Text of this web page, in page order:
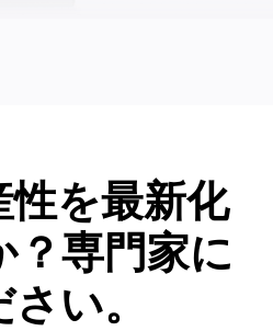
を最新化
？専門家に
い。